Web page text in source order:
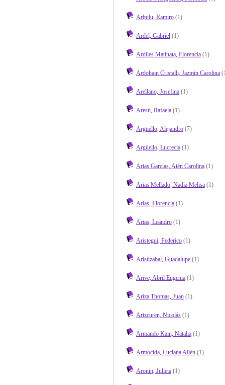
Arbulu, Ramiro(1)
Ardel, Gabriel(1)
Ardiles Matinata, Florencia(1)
Ardohain Cristalli, Jazmín Carolina
Arellano, Josefina(1)
Aresti, Rafaela(1)
Argüello, Alejandro(7)
Argüello, Lucrecia(1)
Arias Garcias, Aién Carolina(1)
Arias Mellado, Nadia Melisa(1)
Arias, Florencia(1)
Arias, Leandro(1)
Aristegui, Federico(1)
Aristizabal, Guadalupe(1)
Arive, Abril Eugenia(1)
Ariza Thomas, Juan(1)
Arizcuren, Nicolás(1)
Armando Kain, Natalia(1)
Armocida, Luciana Ailén(1)
Aronin, Julieta(1)